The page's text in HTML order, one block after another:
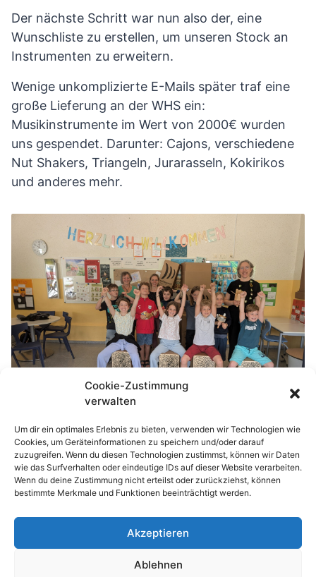
Cookie-Zustimmung
verwalten
Um dir ein optimales Erlebnis zu bieten, verwenden wir Technologien wie
Cookies, um Geräteinformationen zu speichern und/oder darauf
zuzugreifen. Wenn du diesen Technologien zustimmst, können wir Daten
wie das Surfverhalten oder eindeutige IDs auf dieser Website verarbeiten.
Wenn du deine Zustimmung nicht erteilst oder zurückziehst, können
bestimmte Merkmale und Funktionen beeinträchtigt werden.
Akzeptieren
Ablehnen
Der nächste Schritt war nun also der, eine
Wunschliste zu erstellen, um unseren Stock an
Instrumenten zu erweitern.
Wenige unkomplizierte E-Mails später traf eine
große Lieferung an der WHS ein:
Musikinstrumente im Wert von 2000€ wurden
uns gespendet. Darunter: Cajons, verschiedene
Nut Shakers, Triangeln, Jurarasseln, Kokirikos
und anderes mehr.
Vielen Dank an die Thomann-Stiftung und
natürlich an Frau Emig und Frau Gräber!!!